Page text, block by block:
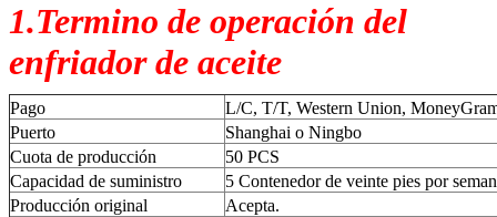
1.Termino de operación del
enfriador de aceite
Pago
L/C, T/T, Western Union,
Puerto
Shanghai o Ningbo
Cuota de producción
50 PCS
Capacidad de suministro
5 Contenedor de veinte pies por
Producción original
Acepta.